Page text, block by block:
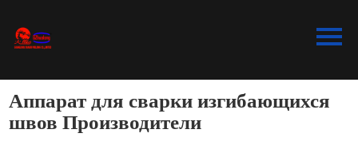
Bидео
Аппарат для сварки изгибающихся
швов Производители